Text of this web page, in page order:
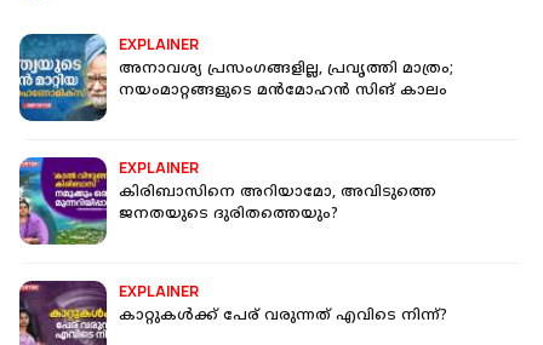
EXPLAINER
അനാവശ്യ പ്രസംഗങ്ങളില്ല, പ്രവൃത്തി മാത്രം;
നയംമാറ്റങ്ങളുടെ മൻമോഹൻ സിങ് കാലം
EXPLAINER
കിരിബാസിനെ അറിയാമോ, അവിടുത്തെ
ജനതയുടെ ദുരിതത്തെയും?
EXPLAINER
കാറ്റുകൾക്ക് പേര് വരുന്നത് എവിടെ നിന്ന്?